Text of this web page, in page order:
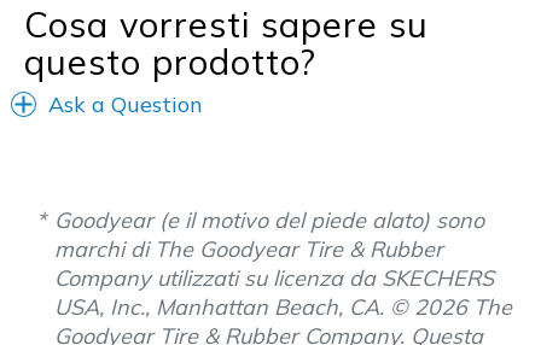
Width
Feels true to width
Sizing
View On Shoes
Cosa vorresti sapere su
questo prodotto?
Ask a Question
Goodyear (e il motivo del piede alato) sono
marchi di The Goodyear Tire & Rubber
Company utilizzati su licenza da SKECHERS
USA, Inc., Manhattan Beach, CA. © 2026 The
Goodyear Tire & Rubber Company. Questa